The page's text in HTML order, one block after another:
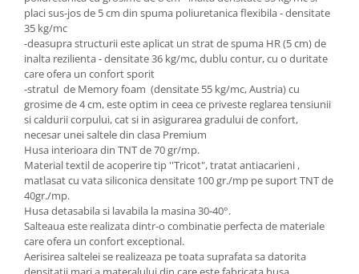
placi sus-jos de 5 cm din spuma poliuretanica flexibila - densitate
35 kg/mc
-deasupra structurii este aplicat un strat de spuma HR (5 cm) de
inalta rezilienta - densitate 36 kg/mc, dublu contur, cu o duritate
care ofera un confort sporit
-stratul de Memory foam (densitate 55 kg/mc, Austria) cu
grosime de 4 cm, este optim in ceea ce priveste reglarea tensiunii
si caldurii corpului, cat si in asigurarea gradului de confort,
necesar unei saltele din clasa Premium
Husa interioara din TNT de 70 gr/mp.
Material textil de acoperire tip ''Tricot", tratat antiacarieni ,
matlasat cu vata siliconica densitate 100 gr./mp pe suport TNT de
40gr./mp.
Husa detasabila si lavabila la masina 30-40°.
Salteaua este realizata dintr-o combinatie perfecta de materiale
care ofera un confort exceptional.
Aerisirea saltelei se realizeaza pe toata suprafata sa datorita